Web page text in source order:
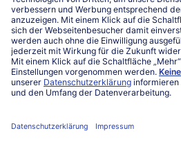
FAQ
Service
Unternehmen